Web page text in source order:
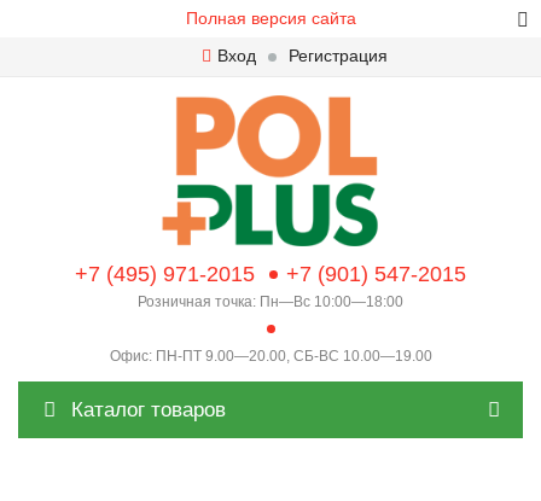
Полная версия сайта
Вход
Регистрация
+7 (495) 971-2015 +7 (901) 547-2015
Розничная точка: Пн—Вс 10:00—18:00
Офис: ПН-ПТ 9.00—20.00, СБ-ВС 10.00—19.00
Каталог товаров